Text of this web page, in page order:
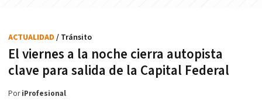
El viernes a la noche cierra autopista
clave para salida de la Capital Federal
ACTUALIDAD / Tránsito
PoriProfesional